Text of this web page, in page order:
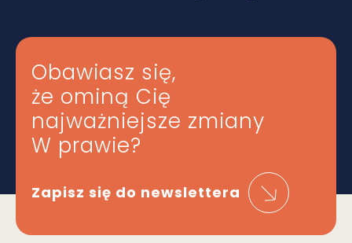
Obawiasz się,
że ominą Cię
najważniejsze zmiany
W prawie?
Zapisz się do newslettera